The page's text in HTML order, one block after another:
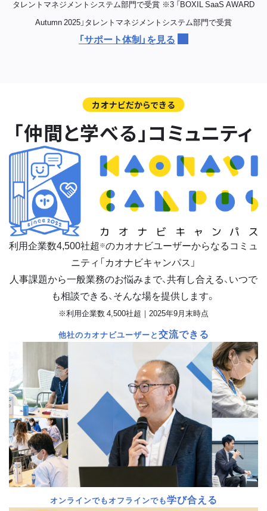
タレントマネジメントシステム部門で受賞 ※3 「BOXIL SaaS AWARD
Autumn 2025」タレントマネジメントシステム部門で受賞
「サポート体制」を見る
カオナビだからできる
「仲間と学べる」コミュニティ
利用企業数4,500社超 ※のカオナビユーザーからなるコミュ
ニティ「カオナビキャンパス」
人事課題から一般業務のお悩みまで、共有し合える、いつで
も相談できる、そんな場を提供します。
※利用企業数 4,500社超｜2025年9月末時点
他社のカオナビユーザーと交流できる
オンラインでもオフラインでも学び合える